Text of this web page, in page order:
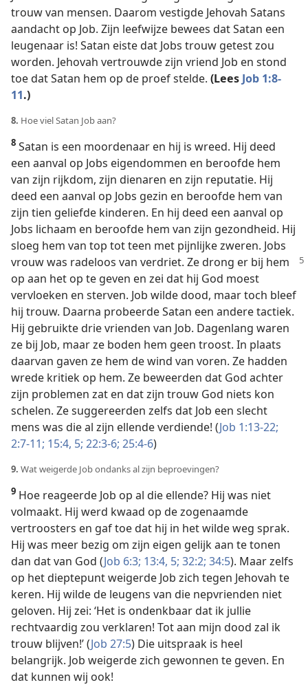
trouw van mensen. Daarom vestigde Jehovah Satans
aandacht op Job. Zijn leefwijze bewees dat Satan een
leugenaar is! Satan eiste dat Jobs trouw getest zou
worden. Jehovah vertrouwde zijn vriend Job en stond
toe dat Satan hem op de proef stelde. (Lees Job 1:8-
11.)
8. Hoe viel Satan Job aan?
8 Satan is een moordenaar en hij is wreed. Hij deed
een aanval op Jobs eigendommen en beroofde hem
van zijn rijkdom, zijn dienaren en zijn reputatie. Hij
deed een aanval op Jobs gezin en beroofde hem van
zijn tien geliefde kinderen. En hij deed een aanval op
Jobs lichaam en beroofde hem van zijn gezondheid. Hij
sloeg hem van top tot teen met pijnlijke zweren. Jobs
vrouw was radeloos van verdriet. Ze drong er bij hem
op aan het op te geven en zei dat hij God moest
vervloeken en sterven. Job wilde dood, maar toch bleef
hij trouw. Daarna probeerde Satan een andere tactiek.
Hij gebruikte drie vrienden van Job. Dagenlang waren
ze bij Job, maar ze boden hem geen troost. In plaats
daarvan gaven ze hem de wind van voren. Ze hadden
wrede kritiek op hem. Ze beweerden dat God achter
zijn problemen zat en dat zijn trouw God niets kon
schelen. Ze suggereerden zelfs dat Job een slecht
mens was die al zijn ellende verdiende! (Job 1:13-22;
2:7-11; 15:4, 5; 22:3-6; 25:4-6)
9. Wat weigerde Job ondanks al zijn beproevingen?
9 Hoe reageerde Job op al die ellende? Hij was niet
volmaakt. Hij werd kwaad op de zogenaamde
vertroosters en gaf toe dat hij in het wilde weg sprak.
Hij was meer bezig om zijn eigen gelijk aan te tonen
dan dat van God (Job 6:3; 13:4, 5; 32:2; 34:5). Maar zelfs
op het dieptepunt weigerde Job zich tegen Jehovah te
keren. Hij wilde de leugens van die nepvrienden niet
geloven. Hij zei: ‘Het is ondenkbaar dat ik jullie
rechtvaardig zou verklaren! Tot aan mijn dood zal ik
trouw blijven!’ (Job 27:5) Die uitspraak is heel
belangrijk. Job weigerde zich gewonnen te geven. En
dat kunnen wij ook!